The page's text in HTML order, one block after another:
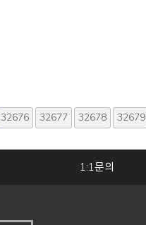
32676 32677 32678 32679
1:1문의